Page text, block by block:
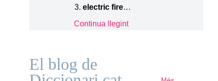
electric fire…
Continua llegint
El blog de